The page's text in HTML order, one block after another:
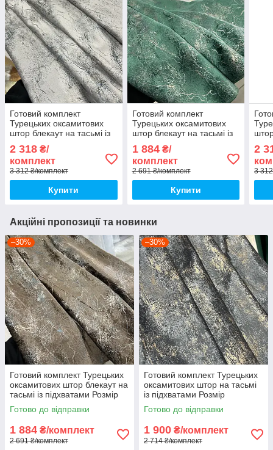
Готовий комплект
Турецьких оксамитових
штор блекаут на тасьмі із
підхватами Розмір
200на270см Колір сірий
2 318 ₴/
комплект
3 312 ₴/комплект
Купити
Готовий комплект
Турецьких оксамитових
штор блекаут на тасьмі із
підхватами Розмір
150на280см Колір
Смарагдовий
1 884₴/
комплект
2 691 ₴/комплект
Купити
2
3
Акційні пропозиції та новинки
–30%
Готовий комплект Турецьких
оксамитових штор блекаут на
тасьмі із підхватами Розмір
150на280см Колір шоколад
Готово до відправки
1 884 ₴/комплект
2 691 ₴/комплект
–30%
Готовий комплект Турецьких
оксамитових штор на тасьмі
із підхватами Розмір
150на28/0см Колір графіт
Готово до відправки
1 900 ₴/комплект
2 714 ₴/комплект